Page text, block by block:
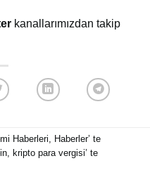
kanallarımızdan takip
Haberleri, Haberler’ te
, kripto para vergisi’ te